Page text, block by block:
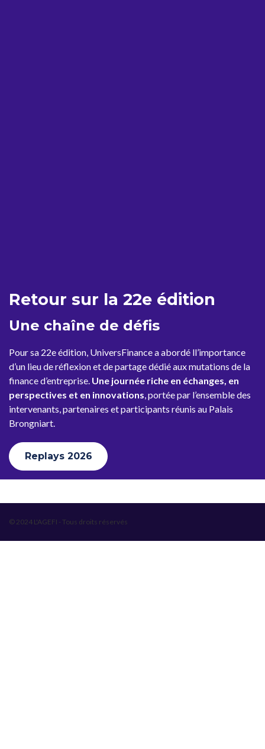
Retour sur la 22e édition
Une chaîne de défis
Pour sa 22e édition, UniversFinance a abordé ll’importance
d’un lieu de réflexion et de partage dédié aux mutations de la
finance d’entreprise. Une journée riche en échanges, en
perspectives et en innovations , portée par l’ensemble des
intervenants, partenaires et participants réunis au Palais
Brongniart.
Replays 2026
© 2024 L'AGEFI - Tous droits réservés